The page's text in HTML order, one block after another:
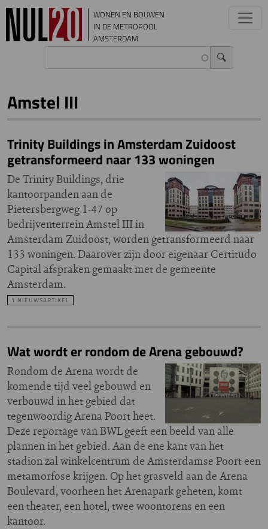
Overslaan en naar de inhoud gaan
WONEN EN BOUWEN
IN DE METROPOOL
AMSTERDAM
Amstel III
Trinity Buildings in Amsterdam Zuidoost
getransformeerd naar 133 woningen
De Trinity Buildings, drie
kantoorpanden aan de
Pietersbergweg 1-47 op
bedrijventerrein Amstel III in
Amsterdam Zuidoost, worden getransformeerd naar
133 woningen. Daarover zijn door eigenaar Certitudo
Capital afspraken gemaakt met de gemeente
Amsterdam.
1 NIEUWSARTIKEL
Wat wordt er rondom de Arena gebouwd?
Rondom de Arena wordt de
komende tijd veel gebouwd en
verbouwd in het gebied dat
tegenwoordig Arena Poort heet.
Deze reportage van BWL geeft een beeld van alle
plannen in het gebied. Aan de ene kant van het
stadion zal winkelcentrum de Amsterdamse Poort een
metamorfose krijgen. Op het grasveld aan de Arena
Boulevard, voorheen het Arenapark geheten, komt
een theater, een hotel, twee woontorens en een
kantoor.